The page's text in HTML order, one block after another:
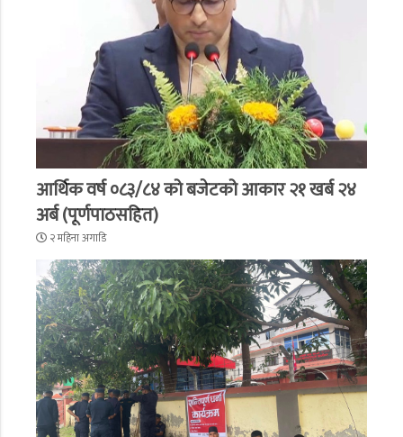
आर्थिक वर्ष ०८३/८४ को बजेटको आकार २१ खर्ब २४
अर्ब (पूर्णपाठसहित)
२ महिना अगाडि